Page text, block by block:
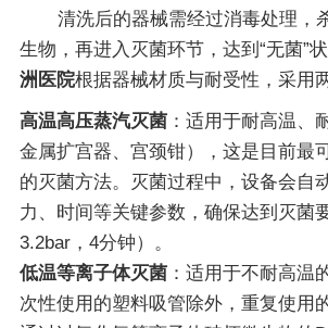
清洗后的器械需经过消毒处理，
生物，再进入灭菌环节，达到“无菌”状
洲医院根据器械材质与耐受性，采用
高温高压蒸汽灭菌：适用于耐高温、
金属扩宫器、宫颈钳），这是目前最
的灭菌方法。灭菌过程中，设备会自
力、时间等关键参数，确保达到灭菌
3.2bar，4分钟）。
低温等离子体灭菌：适用于不耐高温
次性使用的塑料吸管除外，重复使用